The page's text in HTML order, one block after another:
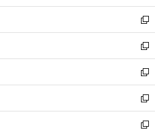
開
く
ウ
で
開
く
ン
ド
ウ
で
開
く
ウ
ィ
ン
ド
ウ
で
開
く
新
し
い
ウ
ィ
ン
ド
ウ
で
新
し
い
ウ
ィ
ン
ド
新
し
い
ウ
ィ
新
し
い
新